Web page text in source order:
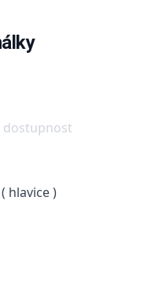
dostupnost
hlavice )